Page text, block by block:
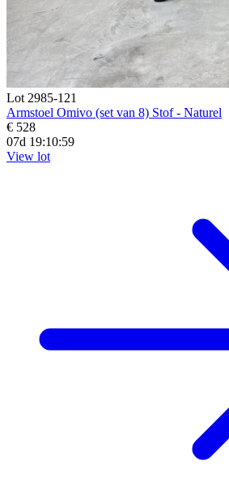
Lot 2985-121
Armstoel Omivo (set van 8) Stof - Naturel
€ 528
07d 19:10:57
View lot